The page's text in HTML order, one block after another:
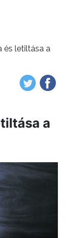
és letiltása a
a